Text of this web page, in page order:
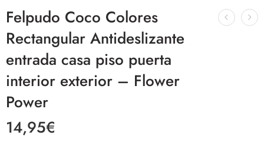
Felpudo Coco Colores
Rectangular Antideslizante
entrada casa piso puerta
interior exterior – Flower
Power
14,95€